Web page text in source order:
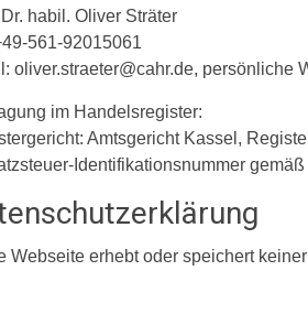
habil. Oliver Sträter
561-92015061
oliver.straeter@cahr.de, persönliche
im Handelsregister:
Amtsgericht Kassel,
Identifikationsnummer
Webseite erhebt oder speichert